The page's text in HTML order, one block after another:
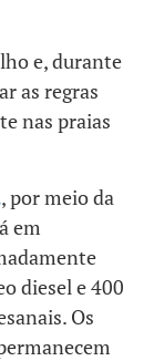
e, durante
as regras
nas praias
, por meio da
em
diesel e 400
Os